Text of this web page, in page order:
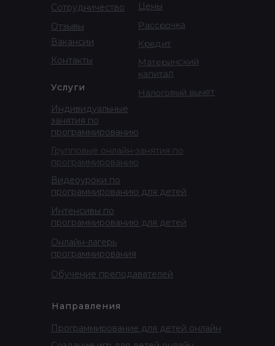
Отзывы
Сотрудничество
Вакансии
Контакты
Услуги
Видеоуроки по
программированию для детей
Интенсивы по
программированию для детей
Групповые онлайн-занятия по
программированию
Индивидуальные
занятия по
программированию
Онлайн-лагерь
программирования
Обучение преподавателей
Направления
Программирование для детей онлайн
Цены
Рассрочка
Кредит
Материнский
капитал
Налоговый вычет